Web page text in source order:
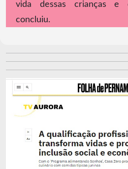
vida dessas crianças e
concluiu.